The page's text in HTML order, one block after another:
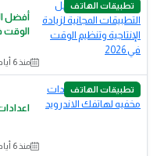
تطبيقات الهاتف
أفضل
الوقت في
منذ 6 أيام
تطبيقات الهاتف
منذ 6 أيام